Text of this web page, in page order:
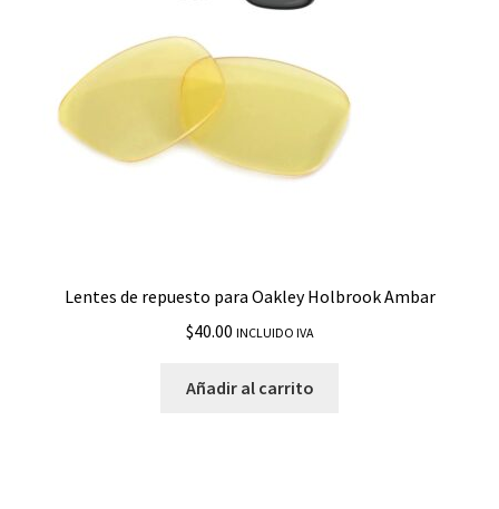
Lentes de repuesto para Oakley Holbrook Ambar
$40.00 INCLUIDO IVA
Añadir al carrito